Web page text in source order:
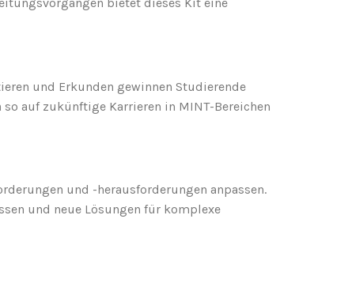
bietet dieses Kit eine
und Erkunden gewinnen Studierende
auf zukünftige Karrieren in MINT-Bereichen
und -herausforderungen anpassen.
und neue Lösungen für komplexe